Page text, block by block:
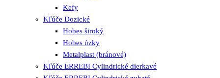
Kefy
Kľúče Dozické
Hobes široký
Hobes úzky
Metalplast (bránové)
Kľúče ERREBI Cylindrické dierkavé